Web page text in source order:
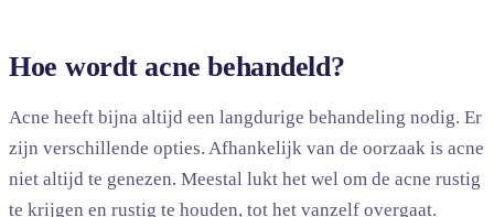
Hoe wordt acne behandeld?
Acne heeft bijna altijd een langdurige behandeling nodig. Er
zijn verschillende opties. Afhankelijk van de oorzaak is acne
niet altijd te genezen. Meestal lukt het wel om de acne rustig
te krijgen en rustig te houden, tot het vanzelf overgaat.